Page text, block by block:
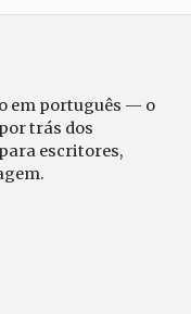
em português — o
trás dos
escritores,